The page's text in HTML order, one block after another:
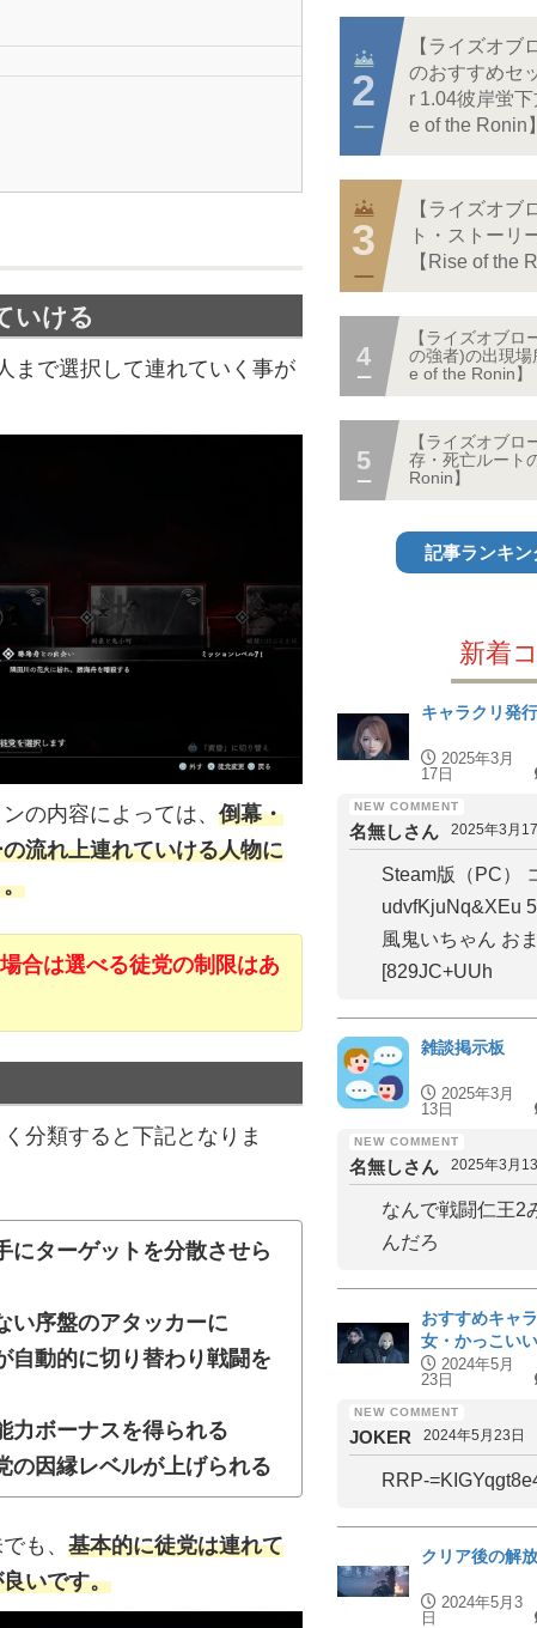
いける
まで選択して連れていく事が
の内容によっては、 倒幕・
流れ上連れていける人物に
合は選べる徒党の制限はあ
分類すると下記となりま
にターゲットを分散させら
い序盤のアタッカーに
自動的に切り替わり戦闘を
力ボーナスを得られる
の因縁レベルが上げられる
も、 基本的に徒党は連れて
いです。
【ライズオブ
のおすすめセ
r 1.04彼岸蛍
e of the Ronin】
【ライズオブ
ト・ストーリ
【Rise of the
【ライズオブ
の強者)の出現
e of the Ronin】
【ライズオブロ
存・死亡ルート
Ronin】
記事ランキ
新着
キャラクリ発
2025年3月
17日
名無しさん 2025年3月
Steam版（PC）
udvfKjuNq&XEu
風鬼いちゃん お
[829JC+UUh
雑談掲示板
2025年3月
13日
名無しさん 2025年3月
なんで戦闘仁王2
んだろ
おすすめキャ
女・かっこい
2024年5月
23日
JOKER 2024年5月23日
RRP-
クリア後の解
2024年5月3
日